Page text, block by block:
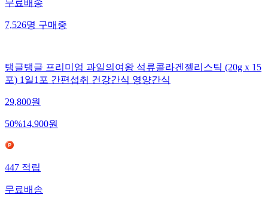
무료배송
7,526명 구매중
탱글탱글 프리미엄 과일의여왕 석류콜라겐젤리스틱 (20g x 15
포) 1일1포 간편섭취 건강간식 영양간식
29,800원
50%14,900원
447 적립
무료배송